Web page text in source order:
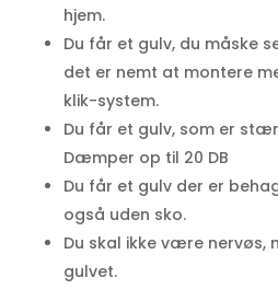
hjem.
Du får et gulv, du måske
det er nemt at montere
klik-system.
Du får et gulv, som er
Dæmper op til 20 DB
Du får et gulv der er
også uden sko.
Du skal ikke være nervøs,
gulvet.